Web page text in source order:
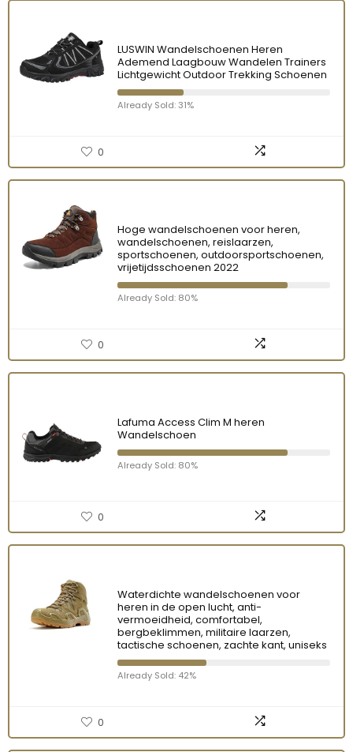
LUSWIN Wandelschoenen Heren
Ademend Laagbouw Wandelen Trainers
Lichtgewicht Outdoor Trekking Schoenen
Already Sold: 31%
0
Hoge wandelschoenen voor heren,
wandelschoenen, reislaarzen,
sportschoenen, outdoorsportschoenen,
vrijetijdsschoenen 2022
Already Sold: 80%
0
Lafuma Access Clim M heren
Wandelschoen
Already Sold: 80%
0
Waterdichte wandelschoenen voor
heren in de open lucht, anti-
vermoeidheid, comfortabel,
bergbeklimmen, militaire laarzen,
tactische schoenen, zachte kant, uniseks
Already Sold: 42%
0